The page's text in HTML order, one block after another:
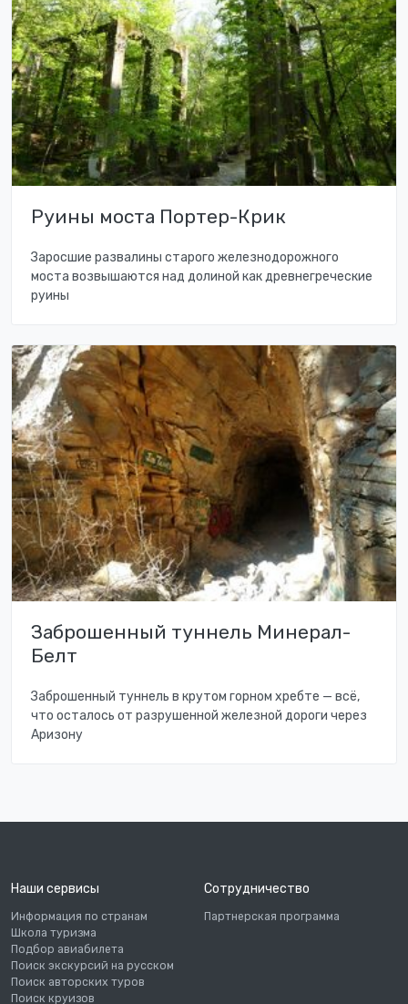
Руины моста Портер-Крик
Заросшие развалины старого железнодорожного
моста возвышаются над долиной как древнегреческие
руины
Заброшенный туннель Минерал-
Белт
Заброшенный туннель в крутом горном хребте — всё,
что осталось от разрушенной железной дороги через
Аризону
Наши сервисы
Информация по странам
Школа туризма
Подбор авиабилета
Поиск экскурсий на русском
Поиск авторских туров
Поиск круизов
Сотрудничество
Партнерская программа